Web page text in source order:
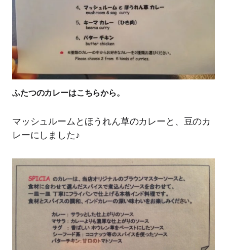
ふたつのカレーはこちらから。
マッシュルームとほうれん草のカレーと、豆のカ
レーにしました♪